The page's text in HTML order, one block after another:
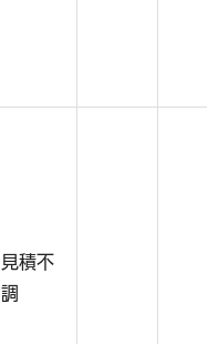
見積不
調